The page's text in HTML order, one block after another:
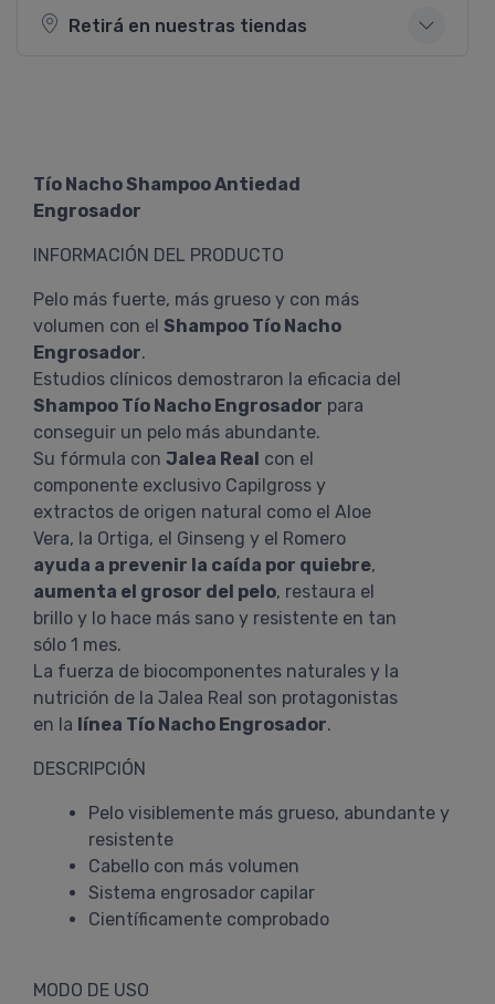
Retirá en nuestras tiendas
Tío Nacho Shampoo Antiedad
Engrosador
INFORMACIÓN DEL PRODUCTO
Pelo más fuerte, más grueso y con más
volumen con el Shampoo Tío Nacho
Engrosador.
Estudios clínicos demostraron la eficacia del
Shampoo Tío Nacho Engrosador para
conseguir un pelo más abundante.
Su fórmula con Jalea Real con el
componente exclusivo Capilgross y
extractos de origen natural como el Aloe
Vera, la Ortiga, el Ginseng y el Romero
ayuda a prevenir la caída por quiebre,
aumenta el grosor del pelo, restaura el
brillo y lo hace más sano y resistente en tan
sólo 1 mes.
La fuerza de biocomponentes naturales y la
nutrición de la Jalea Real son protagonistas
en la línea Tío Nacho Engrosador.
DESCRIPCIÓN
Pelo visiblemente más grueso, abundante y
resistente
Cabello con más volumen
Sistema engrosador capilar
Científicamente comprobado
MODO DE USO